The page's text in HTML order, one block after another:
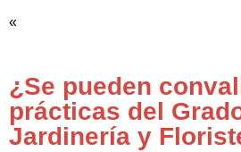
«
¿Se pueden
prácticas del
Jardinería y